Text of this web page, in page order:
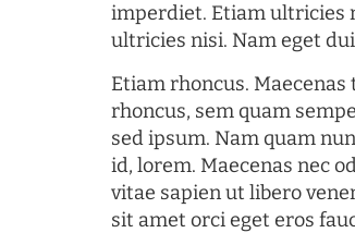
imperdiet. Etiam ultricies
ultricies nisi. Nam eget
Etiam rhoncus.
rhoncus, sem quam
sed ipsum. Nam quam
id, lorem. Maecenas nec
vitae sapien ut libero
sit amet orci eget eros